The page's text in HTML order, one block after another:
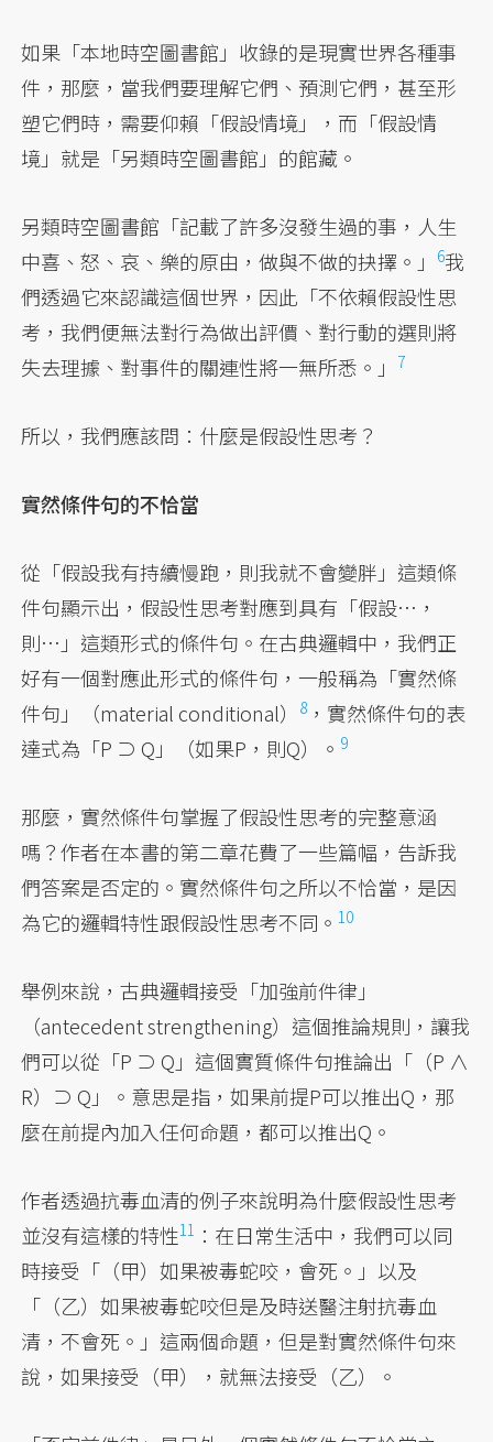
如果「本地時空圖書館」收錄的是現實世界各種事
件，那麼，當我們要理解它們、預測它們，甚至形
塑它們時，需要仰賴「假設情境」，而「假設情
境」就是「另類時空圖書館」的館藏。
另類時空圖書館「記載了許多沒發生過的事，人生
中喜、怒、哀、樂的原由，做與不做的抉擇。」
6我
們透過它來認識這個世界， 因此「不依賴假設性思
考，我們便無法對行為做出評價、對行動的選則將
失去理據、對事件的關連性將一無所悉。」
7
所以，我們應該問：什麼是假設性思考？
實然條件句的不恰當
從「假設我有持續慢跑，則我就不會變胖」這類條
件句顯示出，假設性思考對應到具有「假設…，
則…」這類形式的條件句。在古典邏輯中，我們正
好有一個對應此形式的條件句，一般稱為「實然條
件句」（material conditional）
8 ， 實然條件句的表
達式為「P ⊃ Q」（如果P，則Q）。 9
那麼，實然條件句掌握了假設性思考的完整意涵
嗎？作者在本書的第二章花費了一些篇幅，告訴我
們答案是否定的。實然條件句之所以不恰當，是因
為它的邏輯特性跟假設性思考不同。10
舉例來說，古典邏輯接受「加強前件律」
（antecedent strengthening）這個推論規則，讓我
們可以從「P ⊃ Q」這個實質條件句推論出「（P ∧
R）⊃ Q」。意思是指，如果前提P可以推出Q，那
麼在前提內加入任何命題，都可以推出Q。
作者透過抗毒血清的例子來說明為什麼假設性思考
並沒有這樣的特性11 ：在日常生活中，我們可以同
時接受「（甲）如果被毒蛇咬，會死。」以及
「（乙）如果被毒蛇咬但是及時送醫注射抗毒血
清，不會死。」這兩個命題，但是對實然條件句來
說，如果接受（甲），就無法接受（乙）。